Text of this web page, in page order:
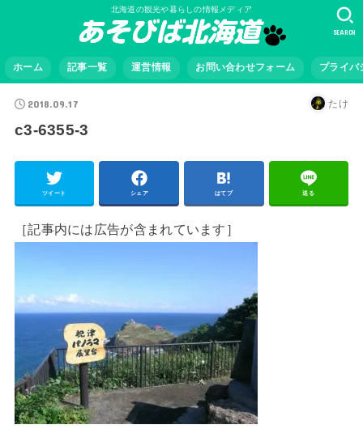
北海道の観光や暮らしの情報メディア
ホーム 記事一覧 運営情報 お問い合わせフォーム プライバ
SEARCH
2018.09.17 たけ
c3-6355-3
ツイート シェア はてブ 送る
［記事内には広告が含まれています］